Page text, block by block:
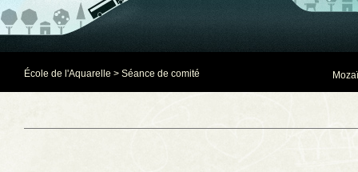
École de l'Aquarelle > Séance de comité